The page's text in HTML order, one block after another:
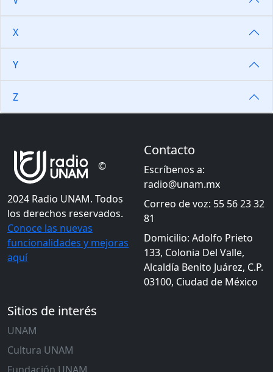
X
Y
Z
©
2024 Radio UNAM. Todos
los derechos reservados.
Conoce las nuevas
funcionalidades y mejoras
aquí
Contacto
Escríbenos a:
radio@unam.mx
Correo de voz: 55 56 23 32
81
Domicilio: Adolfo Prieto
133, Colonia Del Valle,
Alcaldía Benito Juárez, C.P.
03100, Ciudad de México
Sitios de interés
UNAM
Cultura UNAM